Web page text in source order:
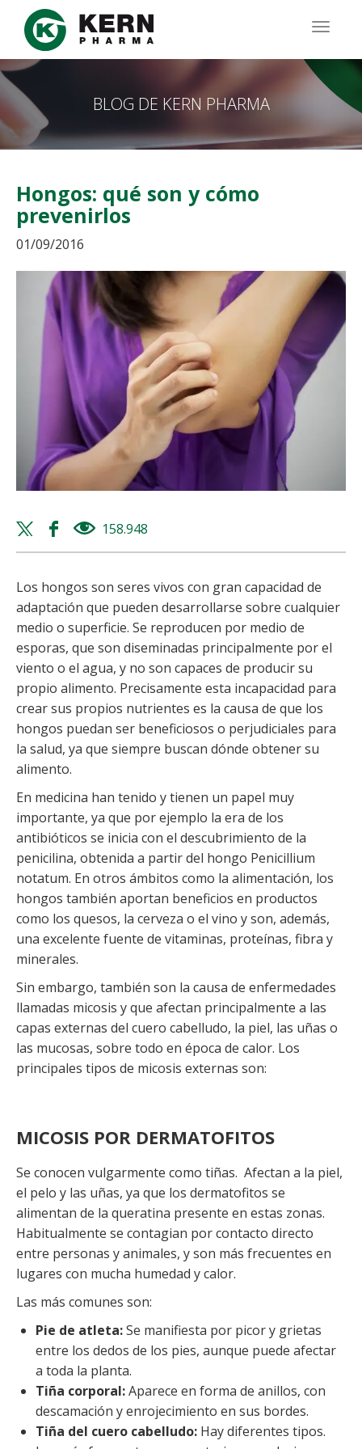
Pasar
contenido
principal
BLOG DE KERN PHARMA
Hongos: qué son y cómo
prevenirlos
01/09/2016
Twitter
share
Facebook
share
158.948
Los hongos son seres vivos con gran capacidad de
adaptación que pueden desarrollarse sobre cualquier
medio o superficie. Se reproducen por medio de
esporas, que son diseminadas principalmente por el
viento o el agua, y no son capaces de producir su
propio alimento. Precisamente esta incapacidad para
crear sus propios nutrientes es la causa de que los
hongos puedan ser beneficiosos o perjudiciales para
la salud, ya que siempre buscan dónde obtener su
alimento.
En medicina han tenido y tienen un papel muy
importante, ya que por ejemplo la era de los
antibióticos se inicia con el descubrimiento de la
penicilina, obtenida a partir del hongo Penicillium
notatum. En otros ámbitos como la alimentación, los
hongos también aportan beneficios en productos
como los quesos, la cerveza o el vino y son, además,
una excelente fuente de vitaminas, proteínas, fibra y
minerales.
Sin embargo, también son la causa de enfermedades
llamadas micosis y que afectan principalmente a las
capas externas del cuero cabelludo, la piel, las uñas o
las mucosas, sobre todo en época de calor. Los
principales tipos de micosis externas son:
MICOSIS POR DERMATOFITOS
Se conocen vulgarmente como tiñas. Afectan a la piel,
el pelo y las uñas, ya que los dermatofitos se
alimentan de la queratina presente en estas zonas.
Habitualmente se contagian por contacto directo
entre personas y animales, y son más frecuentes en
lugares con mucha humedad y calor.
Las más comunes son:
Pie de atleta:Se manifiesta por picor y grietas
entre los dedos de los pies, aunque puede afectar
a toda la planta.
Tiña corporal:Aparece en forma de anillos, con
descamación y enrojecimiento en sus bordes.
Tiña del cuero cabelludo: Hay diferentes tipos.